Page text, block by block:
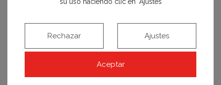
Gogh de los Países Bajos y Te Papa de Nueva
Zelanda. Asimismo, se puede encontrar una
exclusiva selección de obras de la Colección del
Museo del Prado como «El Jardín de las Delicias» de
El Bosco, «Las Meninas» de Velázquez y obras de
Aceptar
Rechazar Ajustes